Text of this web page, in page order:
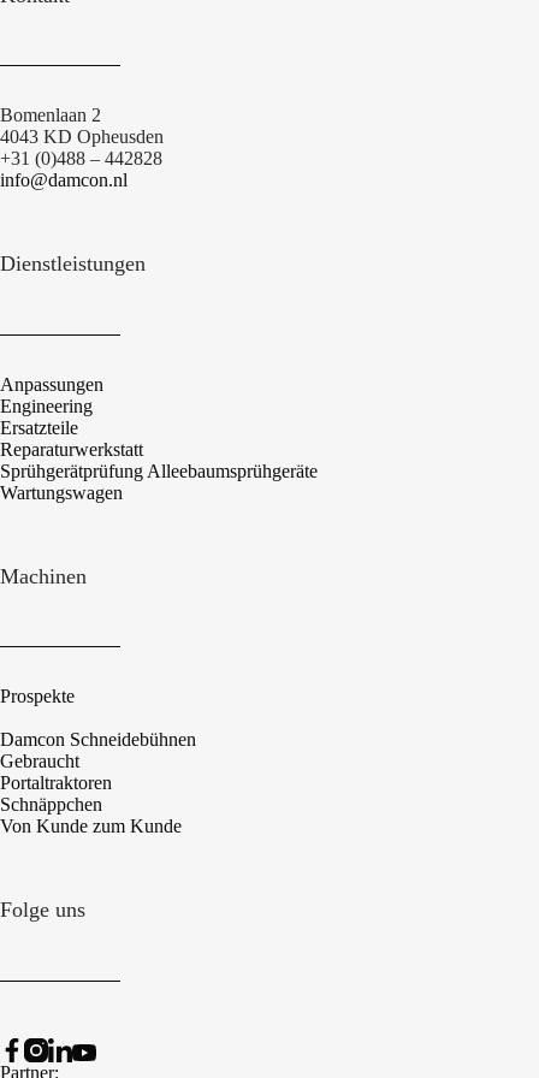
Bomenlaan 2
4043 KD Opheusden
+31 (0)488 – 442828
info@damcon.nl
Dienstleistungen
Anpassungen
Engineering
Ersatzteile
Reparaturwerkstatt
Sprühgerätprüfung Alleebaumsprühgeräte
Wartungswagen
Machinen
Prospekte
Damcon Schneidebühnen
Gebraucht
Portaltraktoren
Schnäppchen
Von Kunde zum Kunde
Folge uns
Partner: